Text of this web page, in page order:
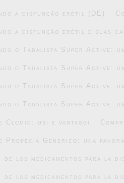
a disfunção erétil (DE)
a disfunção erétil e suas
o Tadalista Super Active:
o Tadalista Super Active:
o Tadalista Super Active:
o Tadalista Super Active:
Clomid: usi e vantaggi
Propecia Generico: una
de los medicamentos para la
de los medicamentos para la